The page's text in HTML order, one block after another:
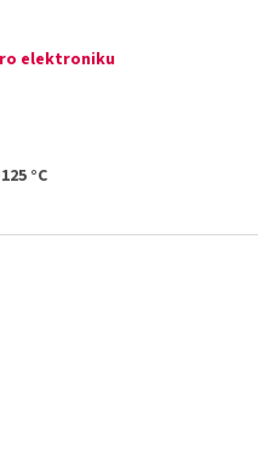
elektroniku
°C